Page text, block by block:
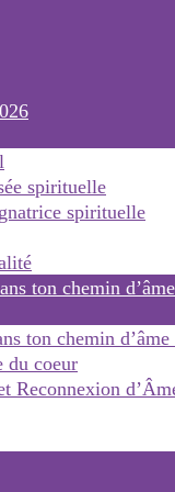
spirituelle
spirituelle
ton chemin
ton chemin d’âme
du coeur
Reconnexion